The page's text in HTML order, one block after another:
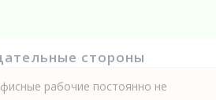
стороны
рабочие постоянно не